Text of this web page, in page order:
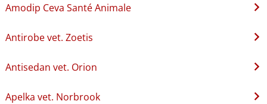
Amodip Ceva Santé Animale
Antirobe vet. Zoetis
Antisedan vet. Orion
Apelka vet. Norbrook